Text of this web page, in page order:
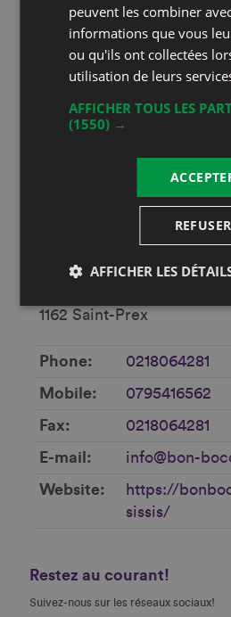
aux réflexes
de poésie qui fleure
Une puissante
de redzipetage
sans greubon. Le
bien une tranche ?
Coordonnées
Steve et Virginie Bugnon
1162 Saint-Prex
Phone 0218064281
Mobile 0795416562
Fax 0218064281
E-mail info@bon-
Website
https://
sissis/
Restez au courant!
Suivez-nous sur les réseaux sociaux!
peuvent les combiner
informations que vous
ou qu'ils ont collectées
utilisation de leurs
AFFICHER TOUS LES
(1550) →
REFUSER
AFFICHER LES